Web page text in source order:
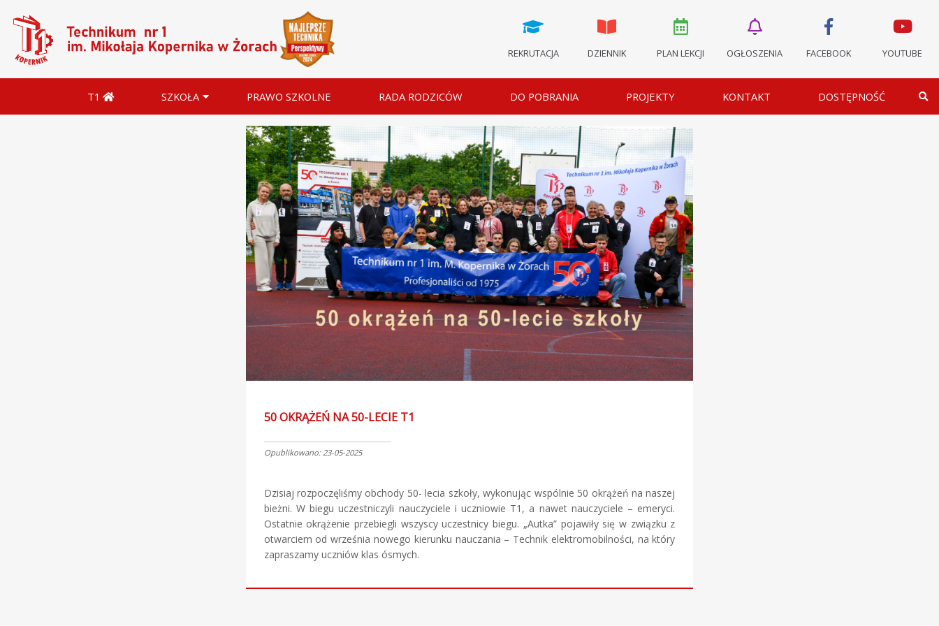
REKRUTACJA DZIENNIK PLAN LEKCJI OGŁOSZENIA FACEBOOK YOUTUBE
T1 SZKOŁA PRAWO SZKOLNE RADA RODZICÓW DO POBRANIA PROJEKTY KONTAKT DOSTĘPNOŚĆ
50 OKRĄŻEŃ NA 50-LECIE T1
Opublikowano: 23-05-2025
Dzisiaj rozpoczęliśmy obchody 50- lecia szkoły, wykonując wspólnie 50 okrążeń na naszej
bieżni. W biegu uczestniczyli nauczyciele i uczniowie T1, a nawet nauczyciele – emeryci.
Ostatnie okrążenie przebiegli wszyscy uczestnicy biegu. „Autka” pojawiły się w związku z
otwarciem od września nowego kierunku nauczania – Technik elektromobilności, na który
zapraszamy uczniów klas ósmych.